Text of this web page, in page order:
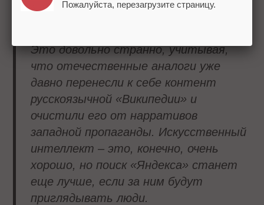
Это довольно странно, учитывая,
что отечественные аналоги уже
давно перенесли к себе контент
русскоязычной «Википедии» и
очистили его от нарративов
западной пропаганды. Искусственный
интеллект – это, конечно, очень
хорошо, но поиск «Яндекса» станет
еще лучше, если за ним будут
приглядывать люди.
Пожалуйста, перезагрузите страницу.